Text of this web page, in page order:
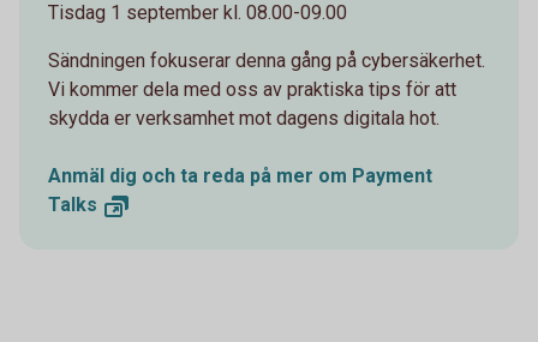
Tisdag 1 september kl. 08.00-09.00
Sändningen fokuserar denna gång på cybersäkerhet.
Vi kommer dela med oss av praktiska tips för att
skydda er verksamhet mot dagens digitala hot.
Anmäl dig och ta reda på mer om Payment
Talks